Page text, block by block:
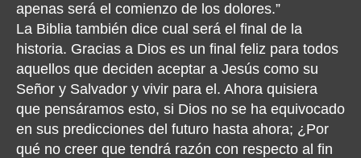
apenas será el comienzo de los dolores.”
La Biblia también dice cual será el final de la
historia. Gracias a Dios es un final feliz para todos
aquellos que deciden aceptar a Jesús como su
Señor y Salvador y vivir para el. Ahora quisiera
que pensáramos esto, si Dios no se ha equivocado
en sus predicciones del futuro hasta ahora; ¿Por
qué no creer que tendrá razón con respecto al fin